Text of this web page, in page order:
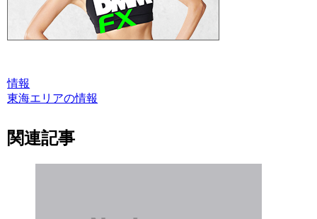
情報
東海エリアの情報
関連記事